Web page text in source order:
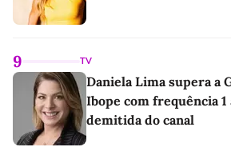
9 TV
Daniela Lima supera a
Ibope com frequência 1
demitida do canal